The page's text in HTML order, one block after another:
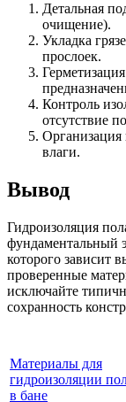
Детальная
очищение).
Укладка
прослоек.
Контроль
отсутствие
Организация
влаги.
Вывод
Гидроизоляция
фундаментальный
которого зависит
проверенные
исключайте
сохранность
Материалы для
гидроизоляции
в бане